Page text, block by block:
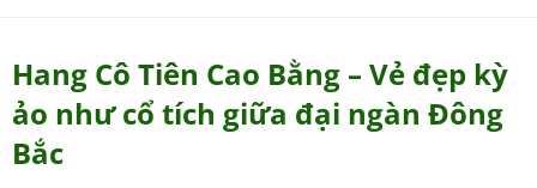
Hang Cô Tiên Cao Bằng – Vẻ đẹp kỳ
ảo như cổ tích giữa đại ngàn Đông
Bắc